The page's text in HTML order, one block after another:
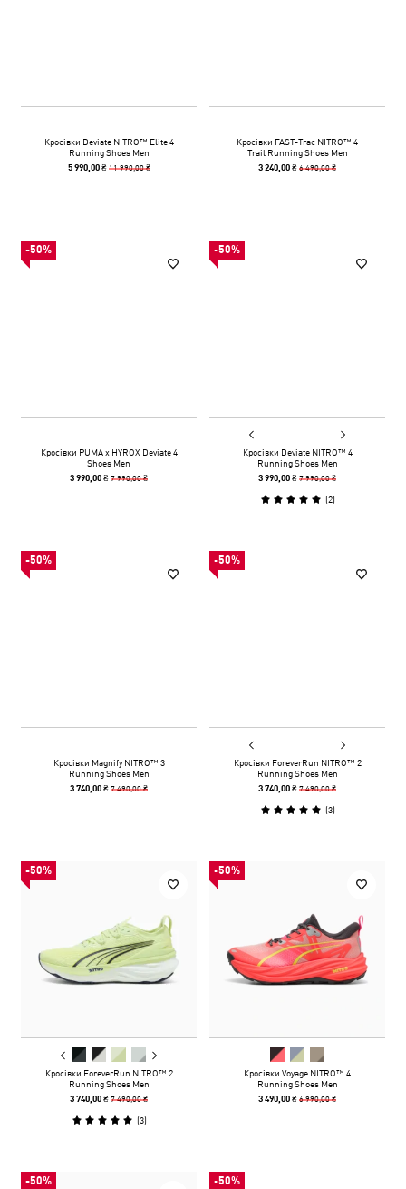
Кросівки Deviate NITRO™ Elite 4
Running Shoes Men
5 990,00 ₴ 11 990,00 ₴
Кросівки FAST-Trac NITRO™ 4
Trail Running Shoes Men
3 240,00 ₴6 490,00 ₴
-50%
Кросівки PUMA x HYROX Deviate 4
Shoes Men
3 990,00 ₴7 990,00 ₴
-50%
Кросівки Deviate NITRO™ 4
Running Shoes Men
3 990,00 ₴7 990,00 ₴
(2)
-50%
Кросівки Magnify NITRO™ 3
Running Shoes Men
3 740,00 ₴7 490,00 ₴
-50%
Кросівки ForeverRun NITRO™ 2
Running Shoes Men
3 740,00 ₴7 490,00 ₴
(3)
-50%
Кросівки ForeverRun NITRO™ 2
Running Shoes Men
3 740,00 ₴7 490,00 ₴
(3)
-50%
Кросівки Voyage NITRO™ 4
Running Shoes Men
3 490,00 ₴6 990,00 ₴
-50% -50%